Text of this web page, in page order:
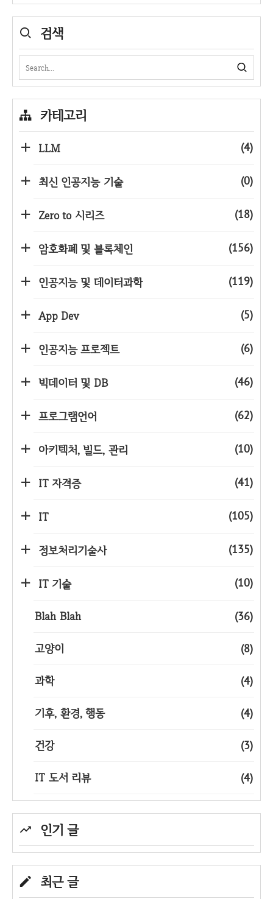
검색
카테고리
LLM (4)
최신 인공지능 기술 (0)
Zero to 시리즈 (18)
암호화폐 및 블록체인 (156)
인공지능 및 데이터과학 (119)
App Dev (5)
인공지능 프로젝트 (6)
빅데이터 및 DB (46)
프로그램언어 (62)
아키텍처, 빌드, 관리 (10)
IT 자격증 (41)
IT (105)
정보처리기술사 (135)
IT 기술 (10)
Blah Blah (36)
고양이 (8)
과학 (4)
기후, 환경, 행동 (4)
건강 (3)
IT 도서 리뷰 (4)
인기 글
최근 글